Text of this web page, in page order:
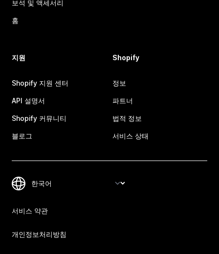
보석 및 액세서리
홈
지원
Shopify 지원 센터
API 설명서
Shopify 커뮤니티
블로그
Shopify
정보
파트너
법적 정보
서비스 상태
서비스 약관
개인정보처리방침